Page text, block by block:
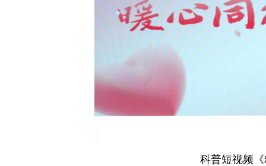
科普短视频